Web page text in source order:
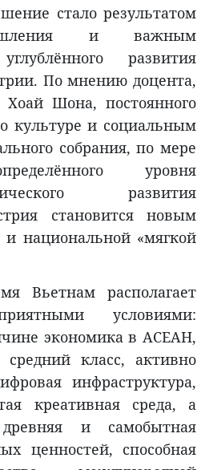
стало результатом
и важным
развития
По мнению доцента,
Хоай Шона, постоянного
культуре и социальным
собрания, по мере
уровня
развития
становится новым
и национальной «мягкой
Вьетнам располагает
условиями:
экономика в АСЕАН,
класс, активно
инфраструктура,
креативная среда, а
и самобытная
ценностей, способная